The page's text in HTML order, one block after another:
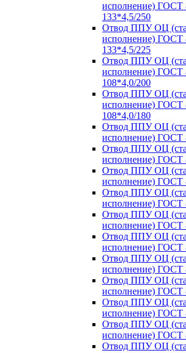
исполнение) ГОСТ
133*4,5/250
Отвод ППУ ОЦ
исполнение) ГОСТ
133*4,5/225
Отвод ППУ ОЦ
исполнение) ГОСТ
108*4,0/200
Отвод ППУ ОЦ
исполнение) ГОСТ
108*4,0/180
Отвод ППУ ОЦ
исполнение) ГОСТ
Отвод ППУ ОЦ
исполнение) ГОСТ
Отвод ППУ ОЦ
исполнение) ГОСТ
Отвод ППУ ОЦ
исполнение) ГОСТ
Отвод ППУ ОЦ
исполнение) ГОСТ
Отвод ППУ ОЦ
исполнение) ГОСТ
Отвод ППУ ОЦ
исполнение) ГОСТ
Отвод ППУ ОЦ
исполнение) ГОСТ
Отвод ППУ ОЦ
исполнение) ГОСТ
Отвод ППУ ОЦ
исполнение) ГОСТ
Отвод ППУ ОЦ